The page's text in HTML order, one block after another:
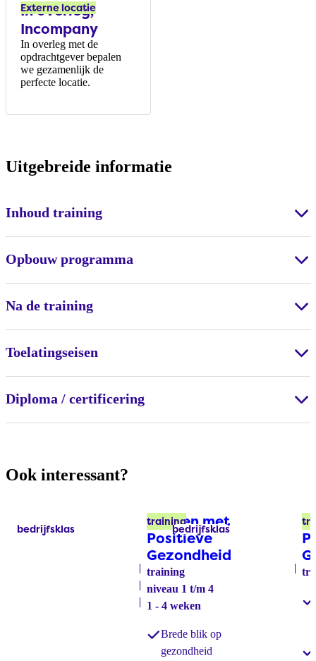
In overleg,
Incompany
Externe locatie
In overleg met de
opdrachtgever bepalen
we gezamenlijk de
perfecte locatie.
Uitgebreide informatie
Inhoud training
Opbouw programma
Na de training
Toelatingseisen
Diploma / certificering
Ook interessant?
Werken met
Positieve
Gezondheid
training
niveau 1 t/m 4
1 - 4 weken
training
Brede blik op
gezondheid
Labels:
bedrijfsklas Labels:
bedrijfsklas